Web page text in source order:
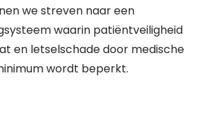
we streven naar een
waarin patiëntveiligheid
en letselschade door medische
wordt beperkt.